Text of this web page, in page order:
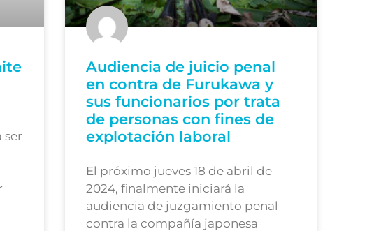
ser
Audiencia de juicio penal
en contra de Furukawa y
sus funcionarios por trata
de personas con fines de
explotación laboral
El próximo jueves 18 de abril de
2024, finalmente iniciará la
audiencia de juzgamiento penal
contra la compañía japonesa